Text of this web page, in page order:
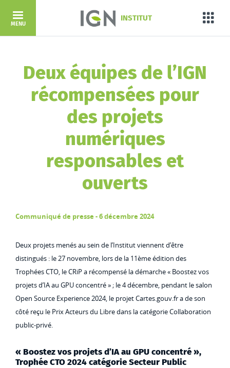
Aller au contenu principal
INSTITUT
MENU
Deux équipes de l’IGN
récompensées pour
des projets
numériques
responsables et
ouverts
Communiqué de presse - 6 décembre 2024
Deux projets menés au sein de l’Institut viennent d’être
distingués : le 27 novembre, lors de la 11ème édition des
Trophées CTO, le CRiP a récompensé la démarche « Boostez vos
projets d’IA au GPU concentré » ; le 4 décembre, pendant le salon
Open Source Experience 2024, le projet Cartes.gouv.fr a de son
côté reçu le Prix Acteurs du Libre dans la catégorie Collaboration
public-privé.
« Boostez vos projets d’IA au GPU concentré »,
Trophée CTO 2024 catégorie Secteur Public